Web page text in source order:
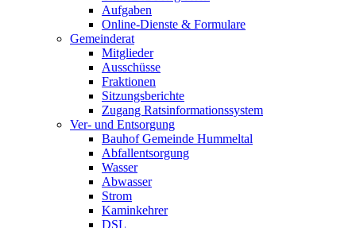
Aufgaben
Online-Dienste & Formulare
Gemeinderat
Mitglieder
Ausschüsse
Fraktionen
Sitzungsberichte
Zugang Ratsinformationssystem
Ver- und Entsorgung
Bauhof Gemeinde Hummeltal
Abfallentsorgung
Wasser
Abwasser
Strom
Kaminkehrer
DSL